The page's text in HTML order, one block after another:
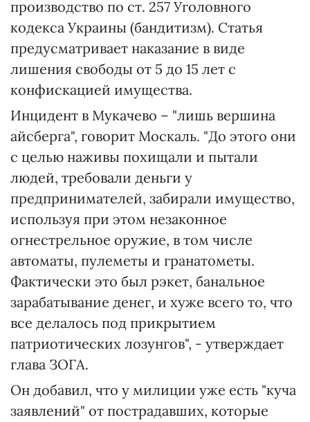
производство по ст. 257 Уголовного
кодекса Украины (бандитизм). Статья
предусматривает наказание в виде
лишения свободы от 5 до 15 лет с
конфискацией имущества.
Инцидент в Мукачево – "лишь вершина
айсберга", говорит Москаль. "До этого они
с целью наживы похищали и пытали
людей, требовали деньги у
предпринимателей, забирали имущество,
используя при этом незаконное
огнестрельное оружие, в том числе
автоматы, пулеметы и гранатометы.
Фактически это был рэкет, банальное
зарабатывание денег, и хуже всего то, что
все делалось под прикрытием
патриотических лозунгов", - утверждает
глава ЗОГА.
Он добавил, что у милиции уже есть "куча
заявлений" от пострадавших, которые